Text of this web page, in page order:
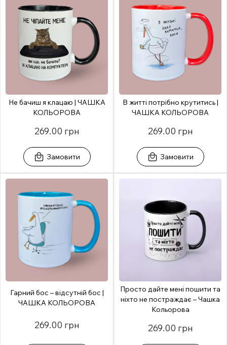
Не бачиш я клацаю | ЧАШКА
КОЛЬОРОВА
269.00 грн
Замовити
В житті потрібно крутитись |
ЧАШКА КОЛЬОРОВА
269.00 грн
Замовити
Гарний бос – відсутній бос |
ЧАШКА КОЛЬОРОВА
269.00 грн
Просто дайте мені пошити та
ніхто не постраждає – Чашка
Кольорова
269.00 грн